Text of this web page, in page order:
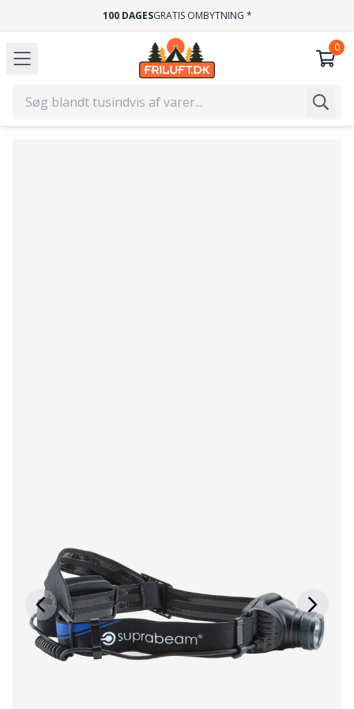
100 DAGESGRATIS OMBYTNING *